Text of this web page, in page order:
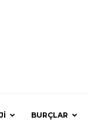
BURÇLAR